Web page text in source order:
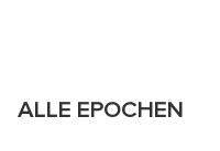
ALLE EPOCHEN